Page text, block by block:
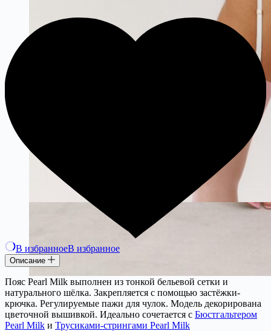
В избранноеВ избранное
Описание
Пояс Pearl Milk выполнен из тонкой бельевой сетки и
натурального шёлка. Закрепляется с помощью застёжки-
крючка. Регулируемые пажи для чулок. Модель декорирована
цветочной вышивкой. Идеально сочетается с Бюстгальтером
Pearl Milk и Трусиками-стрингами Pearl Milk